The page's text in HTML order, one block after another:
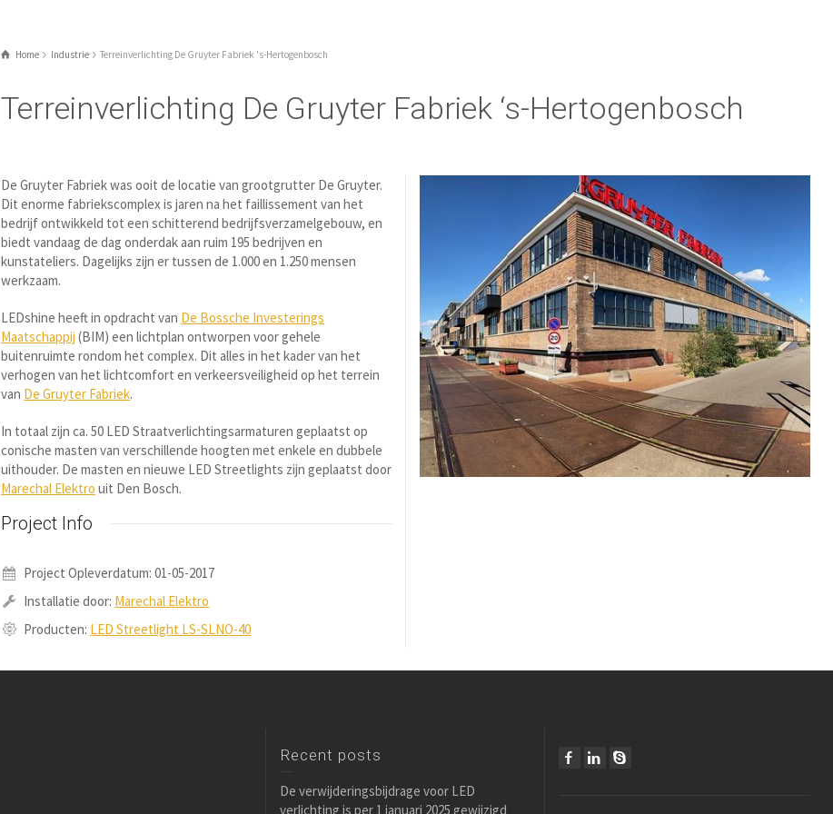
Home Industrie Terreinverlichting De Gruyter Fabriek 's-Hertogenbosch
Terreinverlichting De Gruyter Fabriek ‘s-Hertogenbosch
De Gruyter Fabriek was ooit de locatie van grootgrutter De Gruyter.
Dit enorme fabriekscomplex is jaren na het faillissement van het
bedrijf ontwikkeld tot een schitterend bedrijfsverzamelgebouw, en
biedt vandaag de dag onderdak aan ruim 195 bedrijven en
kunstateliers. Dagelijks zijn er tussen de 1.000 en 1.250 mensen
werkzaam.
LEDshine heeft in opdracht van De Bossche Investerings
Maatschappij (BIM) een lichtplan ontworpen voor gehele
buitenruimte rondom het complex. Dit alles in het kader van het
verhogen van het lichtcomfort en verkeersveiligheid op het terrein
van De Gruyter Fabriek.
In totaal zijn ca. 50 LED Straatverlichtingsarmaturen geplaatst op
conische masten van verschillende hoogten met enkele en dubbele
uithouder. De masten en nieuwe LED Streetlights zijn geplaatst door
Marechal Elektro uit Den Bosch.
Project Info
Project Opleverdatum: 01-05-2017
Installatie door: Marechal Elektro
Producten: LED Streetlight LS-SLNO-40
Recent posts
De verwijderingsbijdrage voor LED
verlichting is per 1 januari 2025 gewijzigd